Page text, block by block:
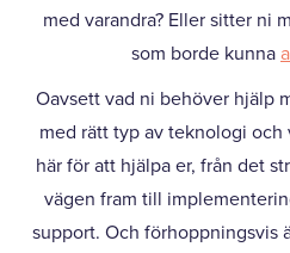
med varandra? Eller sitter ni
som borde kunna
Oavsett vad ni behöver hjälp
med rätt typ av teknologi
här för att hjälpa er, från det
vägen fram till
support. Och förhoppningsvis